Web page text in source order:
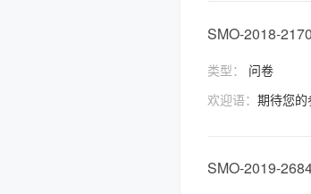
SMO-2018-
类型：
问卷
欢迎语： 期待您的
SMO-2019-